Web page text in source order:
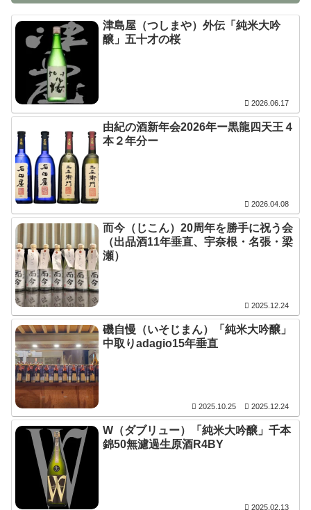
津島屋（つしまや）外伝「純米大吟
醸」五十才の桜
2026.06.17
由紀の酒新年会2026年ー黒龍四天王４
本２年分ー
2026.04.08
而今（じこん）20周年を勝手に祝う会
（出品酒11年垂直、宇奈根・名張・梁
瀬）
2025.12.24
磯自慢（いそじまん）「純米大吟醸」
中取りadagio15年垂直
2025.10.25 2025.12.24
W（ダブリュー）「純米大吟醸」千本
錦50無濾過生原酒R4BY
2025.02.13